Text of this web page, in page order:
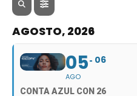
AGOSTO, 2026
05
AGO
06
CONTA AZUL CON 26